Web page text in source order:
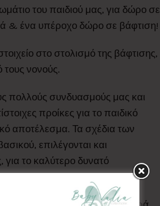
του παιδιού μας, για δώρο σε
& ένα υπέροχο δώρο σε βάφτιση!
στο στολισμό της βάφτισης,
νονούς.
πολλούς συνδυασμούς μας και
προίκες για το παιδικό
αποτέλεσμα. Τα σχέδια των
επιλέγονται και
το καλύτερο δυνατό